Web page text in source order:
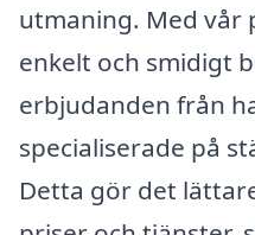
utmaning. Med vår
enkelt och smidigt
erbjudanden från
specialiserade på
Detta gör det